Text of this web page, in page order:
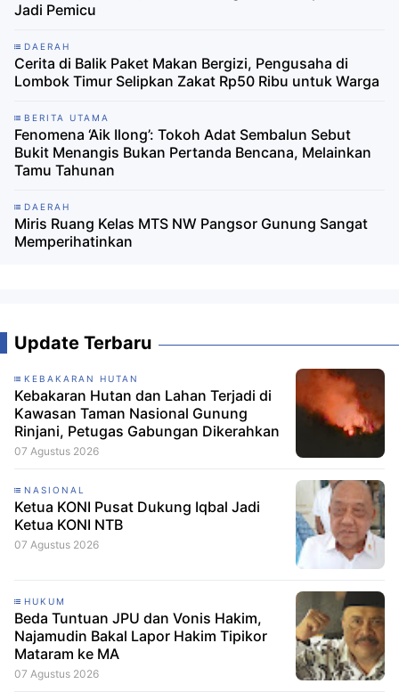
Jadi Pemicu
DAERAH
Cerita di Balik Paket Makan Bergizi, Pengusaha di
Lombok Timur Selipkan Zakat Rp50 Ribu untuk Warga
BERITA UTAMA
Fenomena ‘Aik Ilong’: Tokoh Adat Sembalun Sebut
Bukit Menangis Bukan Pertanda Bencana, Melainkan
Tamu Tahunan
DAERAH
Miris Ruang Kelas MTS NW Pangsor Gunung Sangat
Memperihatinkan
Update Terbaru
KEBAKARAN HUTAN
Kebakaran Hutan dan Lahan Terjadi di
Kawasan Taman Nasional Gunung
Rinjani, Petugas Gabungan Dikerahkan
07 Agustus 2026
NASIONAL
Ketua KONI Pusat Dukung Iqbal Jadi
Ketua KONI NTB
07 Agustus 2026
HUKUM
Beda Tuntuan JPU dan Vonis Hakim,
Najamudin Bakal Lapor Hakim Tipikor
Mataram ke MA
07 Agustus 2026